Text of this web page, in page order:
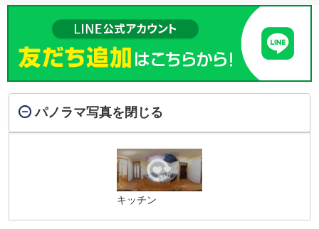
パノラマ写真を閉じる
キッチン